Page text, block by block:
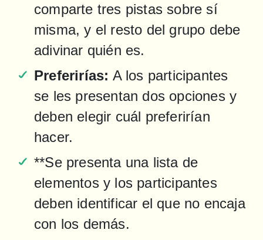
comparte tres pistas sobre sí
misma, y el resto del grupo debe
adivinar quién es.
Preferirías: A los participantes
se les presentan dos opciones y
deben elegir cuál preferirían
hacer.
**Se presenta una lista de
elementos y los participantes
deben identificar el que no encaja
con los demás.